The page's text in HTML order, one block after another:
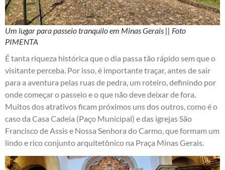
Um lugar para passeio tranquilo em Minas Gerais || Foto
PIMENTA
É tanta riqueza histórica que o dia passa tão rápido sem que o
visitante perceba. Por isso, é importante traçar, antes de sair
para a aventura pelas ruas de pedra, um roteiro, definindo por
onde começar o passeio e o que não deve deixar de fora.
Muitos dos atrativos ficam próximos uns dos outros, como é o
caso da Casa Cadeia (Paço Municipal) e das igrejas São
Francisco de Assis e Nossa Senhora do Carmo, que formam um
lindo e rico conjunto arquitetônico na Praça Minas Gerais.